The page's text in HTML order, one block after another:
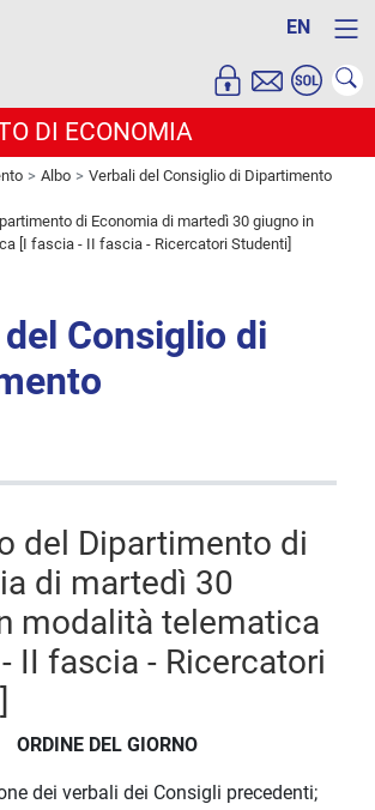
EN
DI ECONOMIA
Albo
Verbali del Consiglio di Dipartimento
di Economia di martedì 30 giugno in
[I fascia - II fascia - Ricercatori Studenti]
Consiglio di
del Dipartimento di
di martedì 30
modalità telematica
II fascia - Ricercatori
ORDINE DEL GIORNO
dei verbali dei Consigli precedenti;